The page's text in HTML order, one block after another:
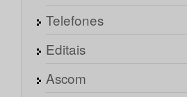
Telefones
Editais
Ascom